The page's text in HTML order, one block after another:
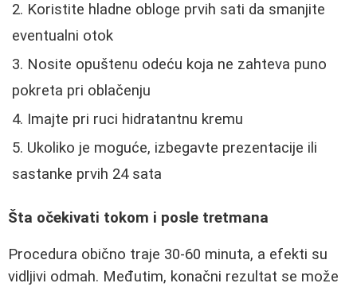
Koristite hladne obloge prvih sati da smanjite
eventualni otok
Nosite opuštenu odeću koja ne zahteva puno
pokreta pri oblačenju
Imajte pri ruci hidratantnu kremu
Ukoliko je moguće, izbegavte prezentacije ili
sastanke prvih 24 sata
Šta očekivati tokom i posle tretmana
Procedura obično traje 30-60 minuta, a efekti su
vidljivi odmah. Međutim, konačni rezultat se može